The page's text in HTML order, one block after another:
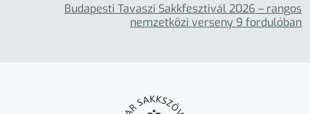
Budapesti Tavaszi Sakkfesztivál 2026 – rangos
nemzetközi verseny 9 fordulóban